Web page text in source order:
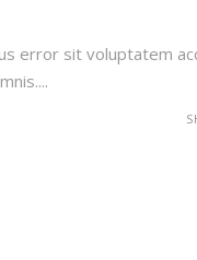
error sit voluptatem